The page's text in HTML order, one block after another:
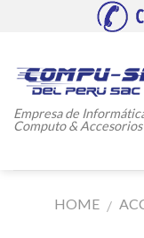
Empresa de
Computo & Accesorios
HOME /